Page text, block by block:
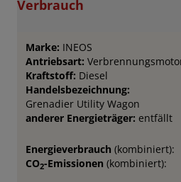
Verbrauch
Marke: INEOS
Antriebsart:
Kraftstoff: Diesel
Handelsbezeichnung:
Grenadier Utility Wagon
anderer Energieträger: entfällt
Energieverbrauch (kombiniert):
CO2-Emissionen (kombiniert):